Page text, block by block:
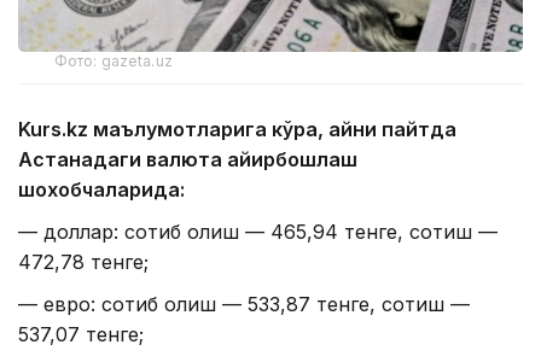
Фото: gazeta.uz
Kurs.kz маълумотларига кўра, айни пайтда
Астанадаги валюта айирбошлаш
шохобчаларида:
— доллар: сотиб олиш — 465,94 тенге, сотиш —
472,78 тенге;
— евро: сотиб олиш — 533,87 тенге, сотиш —
537,07 тенге;